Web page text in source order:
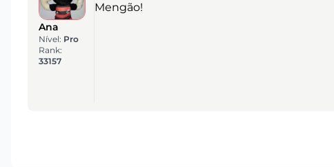
Ana
Nível: Pro
Rank:
33157
Mengão!